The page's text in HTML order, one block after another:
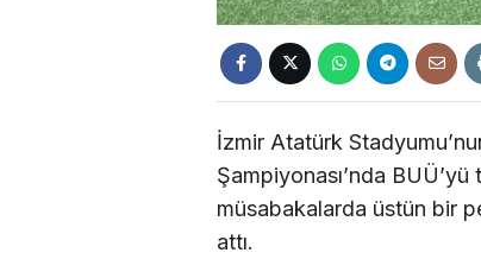
İzmir Atatürk
Şampiyonası’nda
müsabakalarda üstün bir
attı.